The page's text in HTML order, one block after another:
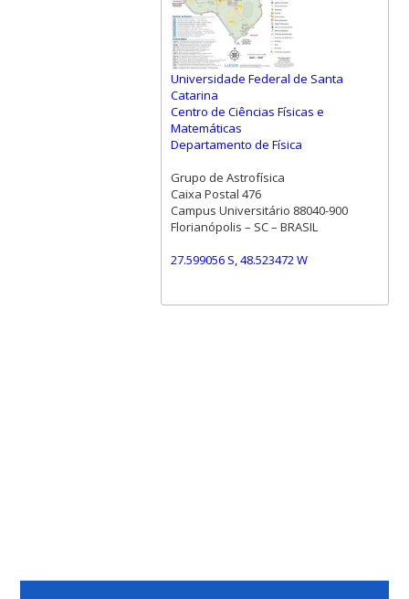
Universidade Federal de Santa
Catarina
Centro de Ciências Físicas e
Matemáticas
Departamento de Física
Grupo de Astrofísica
Caixa Postal 476
Campus Universitário 88040-900
Florianópolis – SC – BRASIL
27.599056 S, 48.523472 W